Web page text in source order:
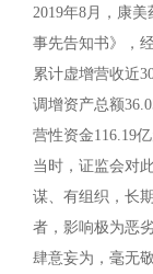
2019年8月，康
事先告知书》，
累计虚增营收近
调增资产总额
营性资金116.19亿
当时，证监会对
谋、有组织，长
者，影响极为恶
肆意妄为，毫无